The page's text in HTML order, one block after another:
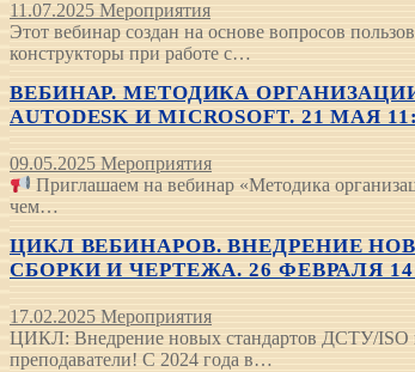
11.07.2025 Мероприятия
Этот вебинар создан на основе вопросов
конструкторы при работе с…
ВЕБИНАР. МЕТОДИКА
AUTODESK И MICROSOFT. 21 МАЯ
09.05.2025 Мероприятия
Приглашаем на вебинар «Методика
чем…
ЦИКЛ ВЕБИНАРОВ. ВНЕДРЕНИЕ
СБОРКИ И ЧЕРТЕЖА. 26 ФЕВРАЛЯ
17.02.2025 Мероприятия
ЦИКЛ: Внедрение новых стандартов ДСТУ/ISO
преподаватели! С 2024 года в…